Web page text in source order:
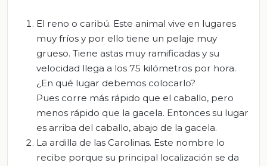
El reno o caribú. Este animal vive en lugares
muy fríos y por ello tiene un pelaje muy
grueso. Tiene astas muy ramificadas y su
velocidad llega a los 75 kilómetros por hora.
¿En qué lugar debemos colocarlo?
Pues corre más rápido que el caballo, pero
menos rápido que la gacela. Entonces su lugar
es arriba del caballo, abajo de la gacela.
La ardilla de las Carolinas. Este nombre lo
recibe porque su principal localización se da